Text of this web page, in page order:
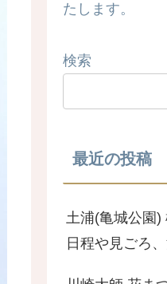
たします。
検索
最近の投稿
土浦(亀城公園)
日程や見ごろ